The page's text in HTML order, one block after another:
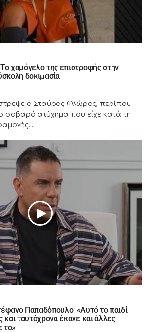
χαμόγελο της επιστροφής στην
δοκιμασία
ο Σταύρος Φλώρος, περίπου
σοβαρό ατύχημα που είχε κατά τη
Παπαδόπουλο: «Αυτό το παιδί
και ταυτόχρονα έκανε και άλλες
το»